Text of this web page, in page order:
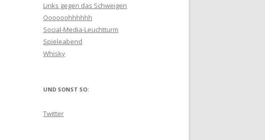
Links gegen das Schweigen
Oooooohhhhhh
Social-Media-Leuchtturm
Spieleabend
Whisky
UND SONST SO:
Twitter